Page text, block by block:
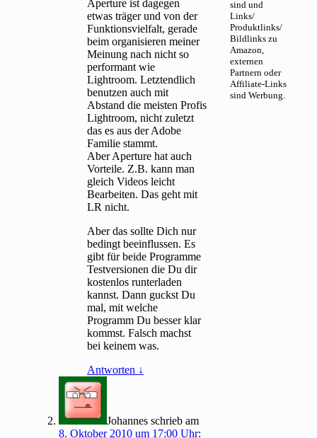
Aperture ist dagegen
etwas träger und von der
Funktionsvielfalt, gerade
beim organisieren meiner
Meinung nach nicht so
performant wie
Lightroom. Letztendlich
benutzen auch mit
Abstand die meisten Profis
Lightroom, nicht zuletzt
das es aus der Adobe
Familie stammt.
Aber Aperture hat auch
Vorteile. Z.B. kann man
gleich Videos leicht
Bearbeiten. Das geht mit
LR nicht.
Aber das sollte Dich nur
bedingt beeinflussen. Es
gibt für beide Programme
Testversionen die Du dir
kostenlos runterladen
kannst. Dann guckst Du
mal, mit welche
Programm Du besser klar
kommst. Falsch machst
bei keinem was.
Antworten ↓
Johannes schrieb am
8. Oktober 2010 um 17:00 Uhr:
sind und
Links/
Produktlinks/
Bildlinks zu
Amazon,
externen
Partnern oder
Affiliate-Links
sind Werbung.